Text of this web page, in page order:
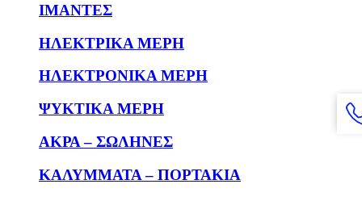
ΙΜΑΝΤΕΣ
ΗΛΕΚΤΡΙΚΑ ΜΕΡΗ
ΗΛΕΚΤΡΟΝΙΚΑ ΜΕΡΗ
ΨΥΚΤΙΚΑ ΜΕΡΗ
ΑΚΡΑ – ΣΩΛΗΝΕΣ
ΚΑΛΥΜΜΑΤΑ – ΠΟΡΤΑΚΙΑ